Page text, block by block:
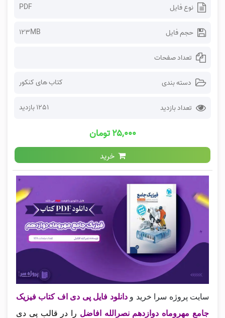
نوع فایل PDF
حجم فایل 123MB
تعداد صفحات
دسته بندی کتاب های کنکور
تعداد بازدید 1251 بازدید
۲۵,۰۰۰ تومان
خرید
سایت پروژه سرا خرید و دانلود فایل پی دی اف کتاب فیزیک
جامع مهروماه دوازدهم نصرالله افاضل را در قالب پی دی